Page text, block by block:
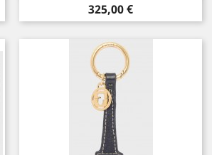
Prix
325,00 €